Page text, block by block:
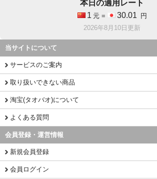
本日の適用レート
1 元 = 30.01
円
2026年8月10日更新
当サイトについて
サービスのご案内
取り扱いできない商品
淘宝(タオバオ)について
よくある質問
会員登録・運営情報
新規会員登録
会員ログイン